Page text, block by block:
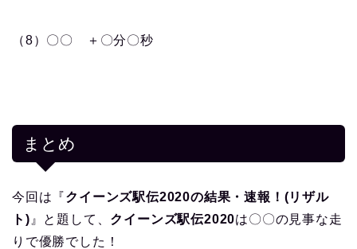
（8）〇〇 ＋〇分〇秒
まとめ
今回は『クイーンズ駅伝2020の結果・速報！(リザル
ト) 』と題して、 クイーンズ駅伝2020は〇〇の見事な走
りで優勝でした！